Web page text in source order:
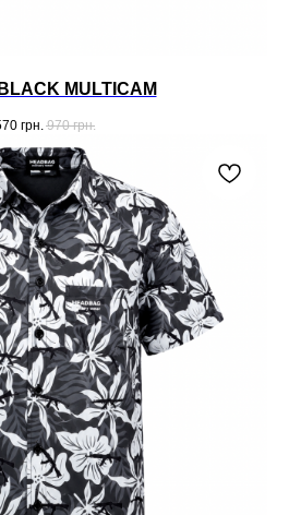
MULTICAM
грн. 970 грн.